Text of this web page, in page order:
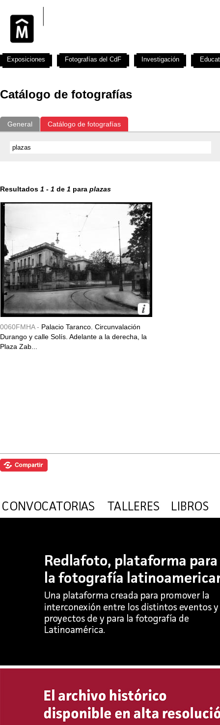
Catálogo de fotografías
General Catálogo de fotografías
Resultados 1 - 1 de 1 para plazas
0060FMHA - Palacio Taranco. Circunvalación
Durango y calle Solís. Adelante a la derecha, la
Plaza Zab...
Exposiciones Fotografías del CdF Investigación